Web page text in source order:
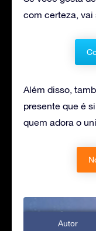
com certeza, vai
Além disso,
presente que é
quem adora o
Autor